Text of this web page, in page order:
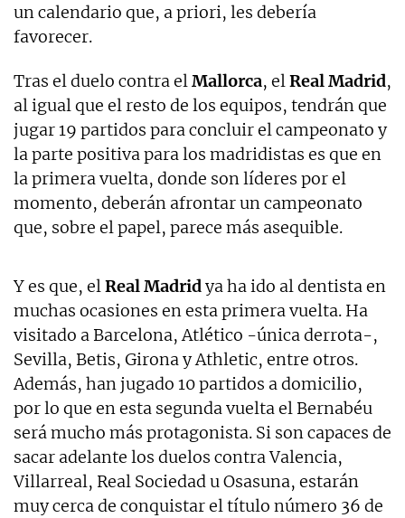
un calendario que, a priori, les debería
favorecer.
Tras el duelo contra elMallorca, elReal Madrid,
al igual que el resto de los equipos, tendrán que
jugar 19 partidos para concluir el campeonato y
la parte positiva para los madridistas es que en
la primera vuelta, donde son líderes por el
momento, deberán afrontar un campeonato
que, sobre el papel, parece más asequible.
Y es que, elReal Madridya ha ido al dentista en
muchas ocasiones en esta primera vuelta. Ha
visitado a Barcelona, Atlético -única derrota-,
Sevilla, Betis, Girona y Athletic, entre otros.
Además, han jugado 10 partidos a domicilio,
por lo que en esta segunda vuelta el Bernabéu
será mucho más protagonista. Si son capaces de
sacar adelante los duelos contra Valencia,
Villarreal, Real Sociedad u Osasuna, estarán
muy cerca de conquistar el título número 36 de